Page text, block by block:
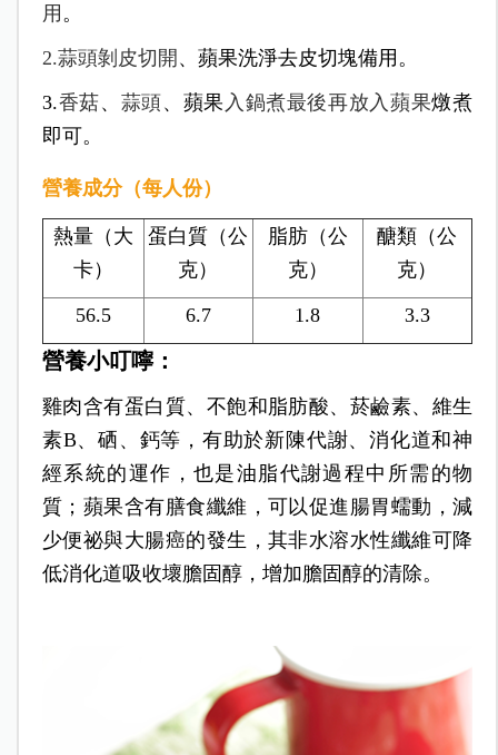
用 。
2.蒜頭剝皮切開 、蘋果洗淨去皮切塊備用。
3.香菇、 蒜頭、蘋果 入鍋煮最後再放入蘋果燉煮
即可。
營養成分（每人份）
熱量（大
卡）
蛋白質（公
克）
脂肪（公
克）
醣類（公
克）
56.5 6.7 1.8 3.3
營養小叮嚀：
雞肉含有蛋白質、不飽和脂肪酸、菸鹼素、維生
素B、硒、鈣等，有助於新陳代謝、消化道和神
經系統的運作，也是油脂代謝過程中所需的物
質；蘋果含有膳食纖維，可以促進腸胃蠕動，減
少便祕與大腸癌的發生，其非水溶水性纖維可降
低消化道吸收壞膽固醇，增加膽固醇的清除。